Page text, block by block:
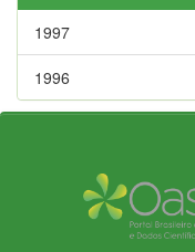
1997
1996